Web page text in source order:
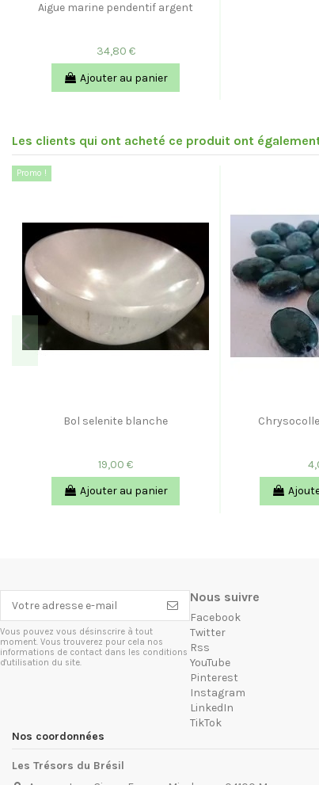
Aigue marine pendentif argent
34,80 €
Ajouter au panier
Les clients qui ont acheté ce produit ont
Promo !
Bol selenite blanche
19,00 €
Ajouter au panier
Vous pouvez vous désinscrire à tout
moment. Vous trouverez pour cela nos
informations de contact dans les conditions
d'utilisation du site.
Nous suivre
Facebook
Twitter
Rss
YouTube
Pinterest
Instagram
LinkedIn
TikTok
Nos coordonnées
Les Trésors du Brésil